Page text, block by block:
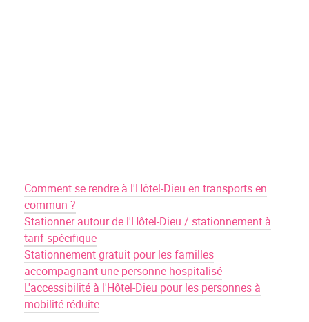
Comment se rendre à l'Hôtel-Dieu en transports en
commun ?
Stationner autour de l'Hôtel-Dieu / stationnement à
tarif spécifique
Stationnement gratuit pour les familles
accompagnant une personne hospitalisé
L'accessibilité à l'Hôtel-Dieu pour les personnes à
mobilité réduite